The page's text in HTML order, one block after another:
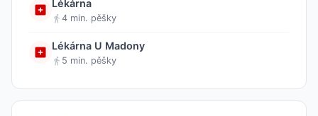
Lékárna
4 min. pěšky
Lékárna U Madony
5 min. pěšky